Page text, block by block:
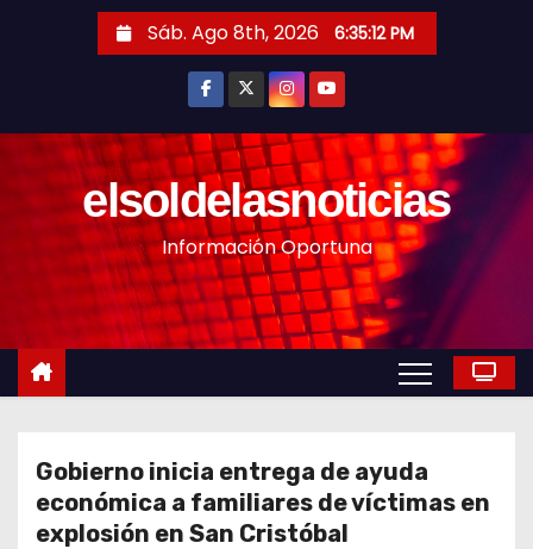
n
Sáb. Ago 8th, 2026 6:35:14 PM
elsoldelasnoticias
Información Oportuna
Gobierno inicia entrega de ayuda
económica a familiares de víctimas en
explosión en San Cristóbal